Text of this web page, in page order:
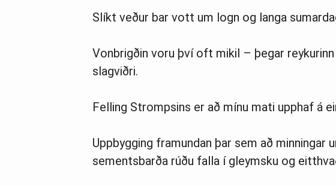
Slíkt veður bar vott um logn og langa
Vonbrigðin voru því oft mikil – þegar
slagviðri.
Felling Strompsins er að mínu mati upphaf á
Uppbygging framundan þar sem að minningar
sementsbarða rúðu falla í gleymsku og